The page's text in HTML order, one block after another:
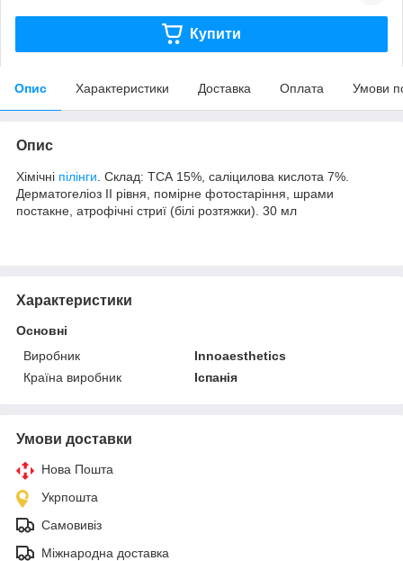
Купити
Опис Характеристики Доставка Оплата Умови
Опис
Хімічні пілінги . Склад: ТСА 15%, саліцилова кислота 7%.
Дерматогеліоз II рівня, помірне фотостаріння, шрами
постакне, атрофічні стриї (білі розтяжки). 30 мл
Характеристики
Основні
Виробник
Innoaesthetics
Країна виробник
Іспанія
Умови доставки
Нова Пошта
Укрпошта
Самовивіз
Міжнародна доставка